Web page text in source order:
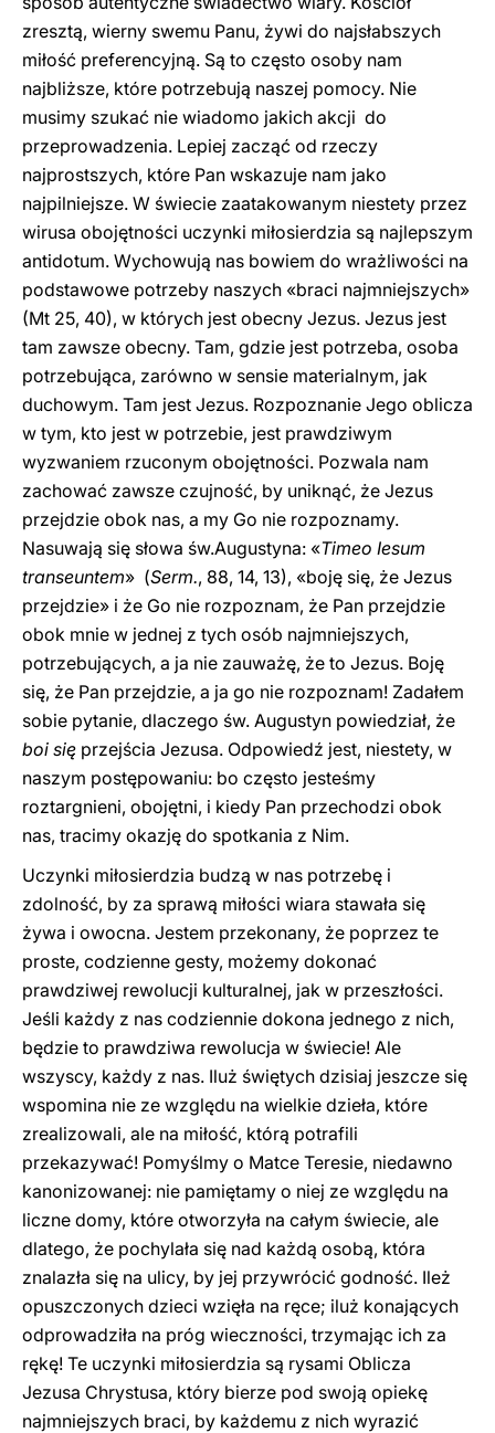
zresztą, wierny swemu Panu, żywi do najsłabszych
miłość preferencyjną. Są to często osoby nam
najbliższe, które potrzebują naszej pomocy. Nie
musimy szukać nie wiadomo jakich akcji do
przeprowadzenia. Lepiej zacząć od rzeczy
najprostszych, które Pan wskazuje nam jako
najpilniejsze. W świecie zaatakowanym niestety przez
wirusa obojętności uczynki miłosierdzia są najlepszym
antidotum. Wychowują nas bowiem do wrażliwości na
podstawowe potrzeby naszych «braci najmniejszych»
(Mt 25, 40), w których jest obecny Jezus. Jezus jest
tam zawsze obecny. Tam, gdzie jest potrzeba, osoba
potrzebująca, zarówno w sensie materialnym, jak
duchowym. Tam jest Jezus. Rozpoznanie Jego oblicza
w tym, kto jest w potrzebie, jest prawdziwym
wyzwaniem rzuconym obojętności. Pozwala nam
zachować zawsze czujność, by uniknąć, że Jezus
przejdzie obok nas, a my Go nie rozpoznamy.
Nasuwają się słowa św.Augustyna: «Timeo Iesum
transeuntem» (Serm., 88, 14, 13), «boję się, że Jezus
przejdzie» i że Go nie rozpoznam, że Pan przejdzie
obok mnie w jednej z tych osób najmniejszych,
potrzebujących, a ja nie zauważę, że to Jezus. Boję
się, że Pan przejdzie, a ja go nie rozpoznam! Zadałem
sobie pytanie, dlaczego św. Augustyn powiedział, że
boi się przejścia Jezusa. Odpowiedź jest, niestety, w
naszym postępowaniu: bo często jesteśmy
roztargnieni, obojętni, i kiedy Pan przechodzi obok
nas, tracimy okazję do spotkania z Nim.
Uczynki miłosierdzia budzą w nas potrzebę i
zdolność, by za sprawą miłości wiara stawała się
żywa i owocna. Jestem przekonany, że poprzez te
proste, codzienne gesty, możemy dokonać
prawdziwej rewolucji kulturalnej, jak w przeszłości.
Jeśli każdy z nas codziennie dokona jednego z nich,
będzie to prawdziwa rewolucja w świecie! Ale
wszyscy, każdy z nas. Iluż świętych dzisiaj jeszcze się
wspomina nie ze względu na wielkie dzieła, które
zrealizowali, ale na miłość, którą potrafili
przekazywać! Pomyślmy o Matce Teresie, niedawno
kanonizowanej: nie pamiętamy o niej ze względu na
liczne domy, które otworzyła na całym świecie, ale
dlatego, że pochylała się nad każdą osobą, która
znalazła się na ulicy, by jej przywrócić godność. Ileż
opuszczonych dzieci wzięła na ręce; iluż konających
odprowadziła na próg wieczności, trzymając ich za
rękę! Te uczynki miłosierdzia są rysami Oblicza
Jezusa Chrystusa, który bierze pod swoją opiekę
najmniejszych braci, by każdemu z nich wyrazić